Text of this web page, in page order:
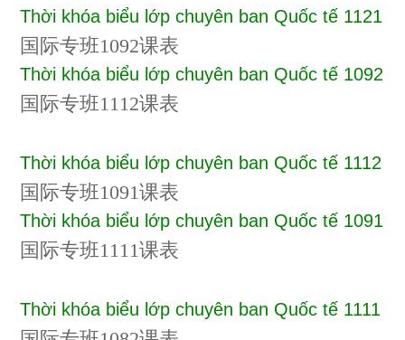
Thời khóa biểu lớp chuyên ban Quốc tế 1121
国际专班1092课表
Thời khóa biểu lớp chuyên ban Quốc tế 1092
国际专班1112课表
Thời khóa biểu lớp chuyên ban Quốc tế 1112
国际专班1091课表
Thời khóa biểu lớp chuyên ban Quốc tế 1091
国际专班1111课表
Thời khóa biểu lớp chuyên ban Quốc tế 1111